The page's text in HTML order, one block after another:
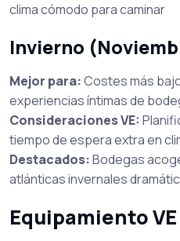
clima cómodo para caminar
Invierno
Mejor para:Costes más
experiencias íntimas de
Consideraciones VE:
tiempo de espera extra en
Destacados:Bodegas
atlánticas invernales
Equipamiento